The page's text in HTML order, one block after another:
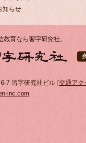
知らせ
育なら習字研究社。
7 習字研究社ビル [交通アク
inc.com